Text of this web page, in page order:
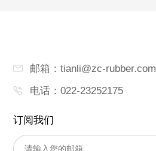
邮箱：tianli@zc-rubber.com
电话：022-23252175
订阅我们